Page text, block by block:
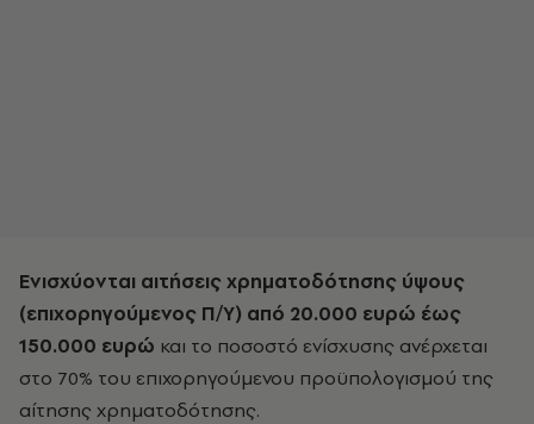
Ενισχύονται αιτήσεις χρηματοδότησης ύψους
(επιχορηγούμενος Π/Υ) από 20.000 ευρώ έως
150.000 ευρώ και το ποσοστό ενίσχυσης ανέρχεται
στο 70% του επιχορηγούμενου προϋπολογισμού της
αίτησης χρηματοδότησης.